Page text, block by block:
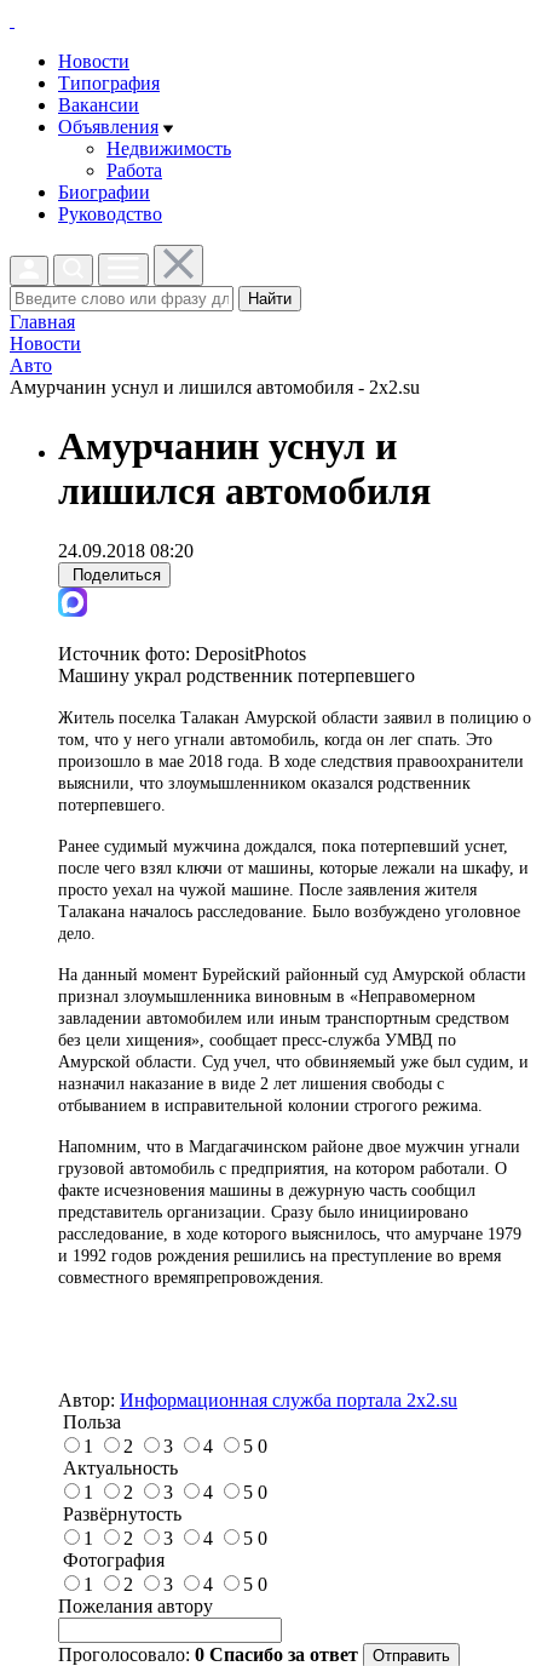
Новости
Типография
Вакансии
Объявления
Недвижимость
Работа
Биографии
Руководство
Найти
Главная
Новости
Авто
Амурчанин уснул и лишился автомобиля - 2x2.su
Амурчанин уснул и
лишился автомобиля
24.09.2018 08:20
Поделиться
Источник фото: DepositPhotos
Машину украл родственник потерпевшего
Житель поселка Талакан Амурской области заявил в полицию о
том, что у него угнали автомобиль, когда он лег спать. Это
произошло в мае 2018 года. В ходе следствия правоохранители
выяснили, что злоумышленником оказался родственник
потерпевшего.
Ранее судимый мужчина дождался, пока потерпевший уснет,
после чего взял ключи от машины, которые лежали на шкафу, и
просто уехал на чужой машине. После заявления жителя
Талакана началось расследование. Было возбуждено уголовное
дело.
На данный момент Бурейский районный суд Амурской области
признал злоумышленника виновным в «Неправомерном
завладении автомобилем или иным транспортным средством
без цели хищения», сообщает пресс-служба УМВД по
Амурской области. Суд учел, что обвиняемый уже был судим, и
назначил наказание в виде 2 лет лишения свободы с
отбыванием в исправительной колонии строгого режима.
Напомним, что в Магдагачинском районе двое мужчин угнали
грузовой автомобиль с предприятия, на котором работали. О
факте исчезновения машины в дежурную часть сообщил
представитель организации. Сразу было инициировано
расследование, в ходе которого выяснилось, что амурчане 1979
и 1992 годов рождения решились на преступление во время
совместного времяпрепровождения.
Автор: Информационная служба портала 2x2.su
Польза
1
2 3 4 5 0
Актуальность
1
2 3 4 5 0
Развёрнутость
1
2 3 4 5 0
Фотография
1
2 3 4 5 0
Пожелания автору
Проголосовало: 0 Спасибо за ответ